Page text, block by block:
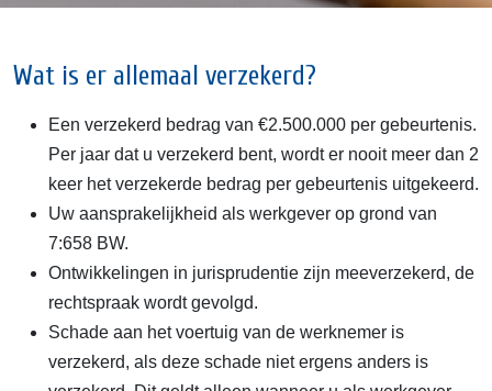
Wat is er allemaal verzekerd?
Een verzekerd bedrag van €2.500.000 per gebeurtenis.
Per jaar dat u verzekerd bent, wordt er nooit meer dan 2
keer het verzekerde bedrag per gebeurtenis uitgekeerd.
Uw aansprakelijkheid als werkgever op grond van
7:658 BW.
Ontwikkelingen in jurisprudentie zijn meeverzekerd, de
rechtspraak wordt gevolgd.
Schade aan het voertuig van de werknemer is
verzekerd, als deze schade niet ergens anders is